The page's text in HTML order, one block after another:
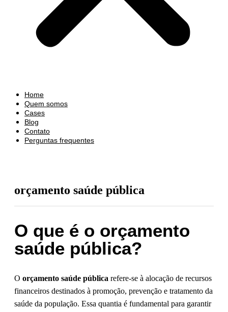
Home
Quem somos
Cases
Blog
Contato
Perguntas frequentes
orçamento saúde pública
O que é o orçamento
saúde pública?
O orçamento saúde pública refere-se à alocação de recursos
financeiros destinados à promoção, prevenção e tratamento da
saúde da população. Essa quantia é fundamental para garantir